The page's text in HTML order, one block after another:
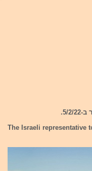
The Israeli representative